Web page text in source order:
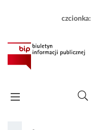
czcionka: